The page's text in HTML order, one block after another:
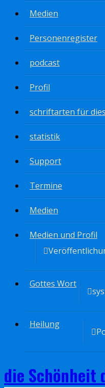
Medien
Personenregister
podcast
Profil
schriftarten für
statistik
Support
Termine
Medien
Medien und Profil
Gottes Wort
Heilung
die Schönheit